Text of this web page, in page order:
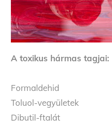
A toxikus hármas tagjai:
Formaldehid
Toluol-vegyületek
Dibutil-ftalát